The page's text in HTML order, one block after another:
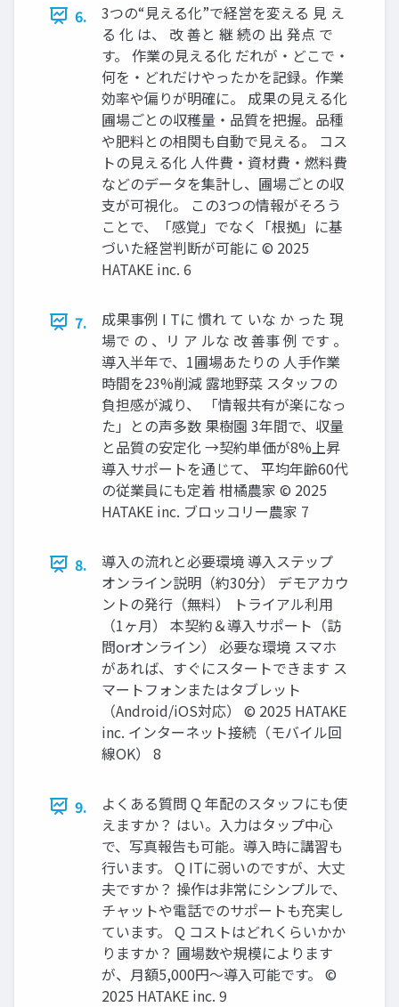
6.
3つの“見える化”で経営を変える 見 え
る 化 は、 改 善と 継 続の 出 発点 で
す。 作業の見える化 だれが・どこで・
何を・どれだけやったかを記録。作業
効率や偏りが明確に。 成果の見える化
圃場ごとの収穫量・品質を把握。品種
や肥料との相関も自動で見える。 コス
トの見える化 人件費・資材費・燃料費
などのデータを集計し、圃場ごとの収
支が可視化。 この3つの情報がそろう
ことで、「感覚」でなく「根拠」に基
づいた経営判断が可能に © 2025
HATAKE inc. 6
7.
成果事例 I Tに 慣れ て いな か った 現
場で の 、リ ア ルな 改 善事 例 です 。
導入半年で、1圃場あたりの 人手作業
時間を23%削減 露地野菜 スタッフの
負担感が減り、 「情報共有が楽になっ
た」との声多数 果樹園 3年間で、収量
と品質の安定化 →契約単価が8%上昇
導入サポートを通じて、 平均年齢60代
の従業員にも定着 柑橘農家 © 2025
HATAKE inc. ブロッコリー農家 7
8.
導入の流れと必要環境 導入ステップ
オンライン説明（約30分） デモアカウ
ントの発行（無料） トライアル利用
（1ヶ月） 本契約＆導入サポート（訪
問orオンライン） 必要な環境 スマホ
があれば、すぐにスタートできます ス
マートフォンまたはタブレット
（Android/iOS対応） © 2025 HATAKE
inc. インターネット接続（モバイル回
線OK） 8
9.
よくある質問 Q 年配のスタッフにも使
えますか？ はい。入力はタップ中心
で、写真報告も可能。導入時に講習も
行います。 Q ITに弱いのですが、大丈
夫ですか？ 操作は非常にシンプルで、
チャットや電話でのサポートも充実し
ています。 Q コストはどれくらいかか
りますか？ 圃場数や規模によります
が、月額5,000円〜導入可能です。 ©
2025 HATAKE inc. 9